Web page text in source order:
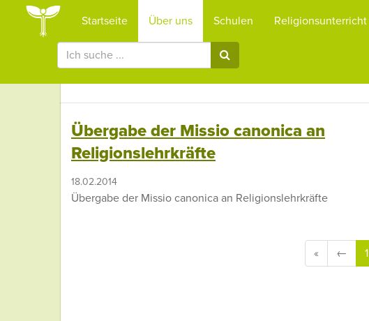
Startseite Über uns Schulen Religionsunterricht
Meldungen 2014
Übergabe der Missio canonica an
Religionslehrkräfte
18.02.2014
Übergabe der Missio canonica an Religionslehrkräfte
« ← 1